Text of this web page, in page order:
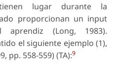
lugar durante la
proporcionan un input
aprendiz (Long, 1983).
el siguiente ejemplo (1),
pp. 558-559) (TA):9